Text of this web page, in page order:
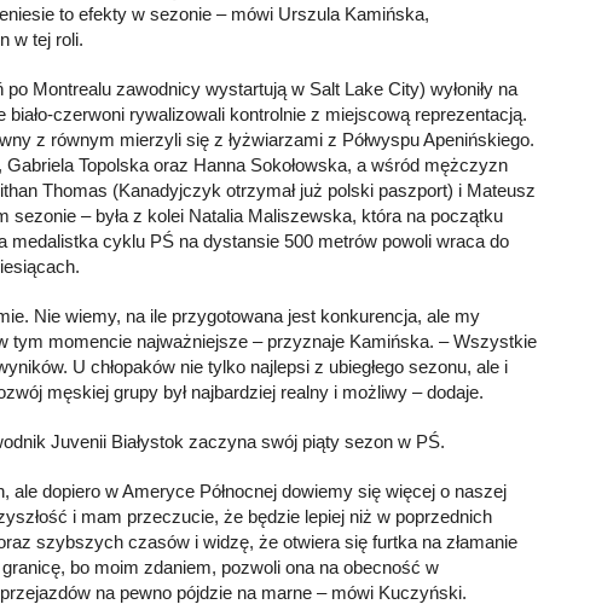
to efekty w sezonie – mówi Urszula Kamińska,
w tej roli.
Montrealu zawodnicy wystartują w Salt Lake City) wyłoniły na
czerwoni rywalizowali kontrolnie z miejscową reprezentacją.
z równym mierzyli się z łyżwiarzami z Półwyspu Apenińskiego.
Topolska oraz Hanna Sokołowska, a wśród mężczyzn
Thomas (Kanadyjczyk otrzymał już polski paszport) i Mateusz
sezonie – była z kolei Natalia Maliszewska, która na początku
medalistka cyklu PŚ na dystansie 500 metrów powoli wraca do
Nie wiemy, na ile przygotowana jest konkurencja, ale my
tym momencie najważniejsze – przyznaje Kamińska. – Wszystkie
U chłopaków nie tylko najlepsi z ubiegłego sezonu, ale i
męskiej grupy był najbardziej realny i możliwy – dodaje.
Juvenii Białystok zaczyna swój piąty sezon w PŚ.
dopiero w Ameryce Północnej dowiemy się więcej o naszej
i mam przeczucie, że będzie lepiej niż w poprzednich
szybszych czasów i widzę, że otwiera się furtka na złamanie
bo moim zdaniem, pozwoli ona na obecność w
na pewno pójdzie na marne – mówi Kuczyński.